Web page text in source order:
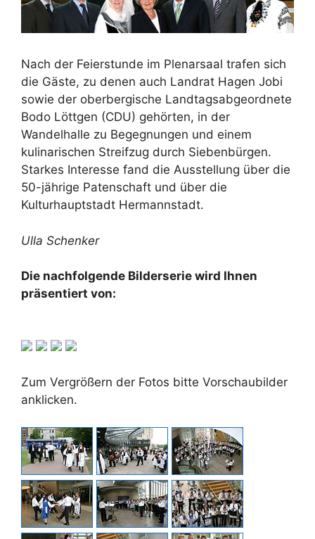
Nach der Feierstunde im Plenarsaal trafen sich
die Gäste, zu denen auch Landrat Hagen Jobi
sowie der oberbergische Landtagsabgeordnete
Bodo Löttgen (CDU) gehörten, in der
Wandelhalle zu Begegnungen und einem
kulinarischen Streifzug durch Siebenbürgen.
Starkes Interesse fand die Ausstellung über die
50-jährige Patenschaft und über die
Kulturhauptstadt Hermannstadt.
Ulla Schenker
Die nachfolgende Bilderserie wird Ihnen
präsentiert von:
Zum Vergrößern der Fotos bitte Vorschaubilder
anklicken.